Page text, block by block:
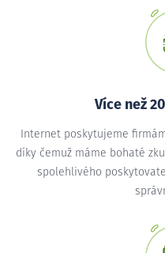
Více než
Internet poskytujeme
díky čemuž máme bohaté
spolehlivého